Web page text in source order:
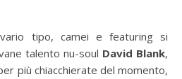
tipo, camei e featuring si
talento nu-soul David Blank,
più chiacchierate del momento,